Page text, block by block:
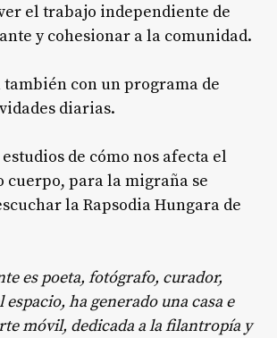
el trabajo independiente de
y cohesionar a la comunidad.
con un programa de
diarias.
de cómo nos afecta el
cuerpo, para la migraña se
la Rapsodia Hungara de
es poeta, fotógrafo, curador,
espacio, ha generado una casa e
móvil, dedicada a la filantropía y